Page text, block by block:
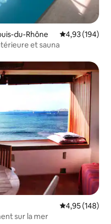
du-Rhône Évaluation
4,93 (194)
et sauna
plus appréciés
Évaluation
4,95 (148)
Maison avec piscine directement sur la mer